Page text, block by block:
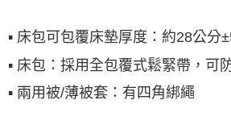
▪ 床包可包覆床墊厚度：約28公分
▪ 床包：採用全包覆式鬆緊帶，可
▪ 兩用被/薄被套：有四角綁繩